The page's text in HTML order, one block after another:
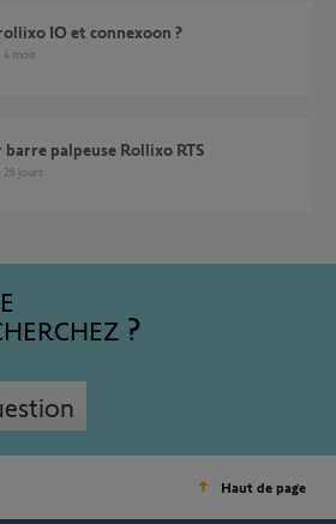
IO et connexoon ?
4 mois
barre palpeuse Rollixo RTS
26 jours
Haut de page